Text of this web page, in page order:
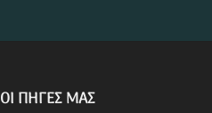
ΟΙ ΠΗΓΕΣ ΜΑΣ